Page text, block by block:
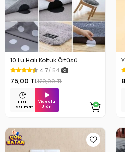
10 Lu Halı Koltuk Örtüsü
Kaydırmaz Cırtlı Pad
4.7/ 54
75,00 TL120,00 TL
Hızlı
Teslimat
Videolu
Ürün